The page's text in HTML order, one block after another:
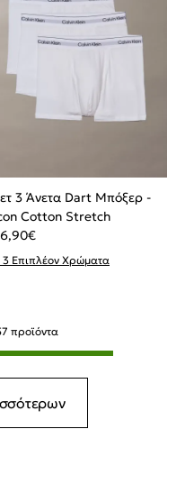
3 Άνετα Dart Μπόξερ -
Cotton Stretch
€
3 Επιπλέον Χρώματα
προϊόντα